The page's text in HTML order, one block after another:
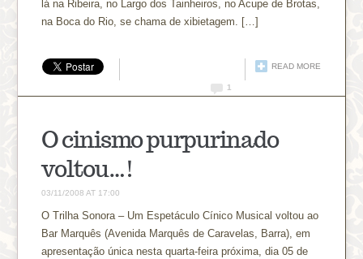
lá na Ribeira, no Largo dos Tainheiros, no Acupe de Brotas,
na Boca do Rio, se chama de xibietagem. […]
READ MORE
1
O cinismo purpurinado
voltou…!
03/11/2008 AT 17:00
O Trilha Sonora – Um Espetáculo Cínico Musical voltou ao
Bar Marquês (Avenida Marquês de Caravelas, Barra), em
apresentação única nesta quarta-feira próxima, dia 05 de